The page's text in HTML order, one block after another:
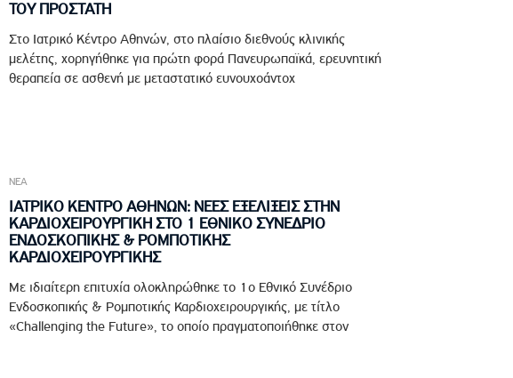
ΤΟΥ ΠΡΟΣΤΑΤΗ
Στο Ιατρικό Κέντρο Αθηνών, στο πλαίσιο διεθνούς κλινικής
μελέτης, χορηγήθηκε για πρώτη φορά Πανευρωπαϊκά, ερευνητική
θεραπεία σε ασθενή με μεταστατικό ευνουχοάντοχ
ΝΕΑ
ΙΑΤΡΙΚΟ ΚΕΝΤΡΟ ΑΘΗΝΩΝ: ΝΕΕΣ ΕΞΕΛΙΞΕΙΣ ΣΤΗΝ
ΚΑΡΔΙΟΧΕΙΡΟΥΡΓΙΚΗ ΣΤΟ 1 ΕΘΝΙΚΟ ΣΥΝΕΔΡΙΟ
ΕΝΔΟΣΚΟΠΙΚΗΣ & ΡΟΜΠΟΤΙΚΗΣ
ΚΑΡΔΙΟΧΕΙΡΟΥΡΓΙΚΗΣ
Με ιδιαίτερη επιτυχία ολοκληρώθηκε το 1ο Εθνικό Συνέδριο
Ενδοσκοπικής & Ρομποτικής Καρδιοχειρουργικής, με τίτλο
«Challenging the Future», το οποίο πραγματοποιήθηκε στον